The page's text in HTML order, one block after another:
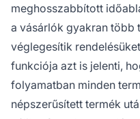
meghosszabbított
a vásárlók gyakran több
véglegesítik
funkciója azt is jelenti,
folyamatban minden
népszerűsített termék